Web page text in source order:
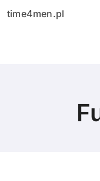
time4men.pl